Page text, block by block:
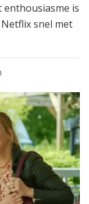
enthousiasme is
snel met